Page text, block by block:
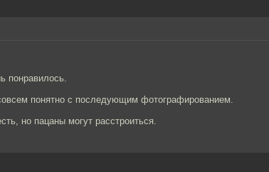
понравилось.
понятно с последующим фотографированием.
но пацаны могут расстроиться.